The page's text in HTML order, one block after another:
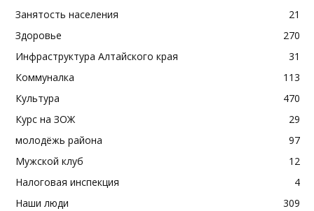
Занятость населения
21
Здоровье
270
Инфраструктура Алтайского края
31
Коммуналка
113
Культура
470
Курс на ЗОЖ
29
молодёжь района
97
Мужской клуб
12
Налоговая инспекция
4
Наши люди
309